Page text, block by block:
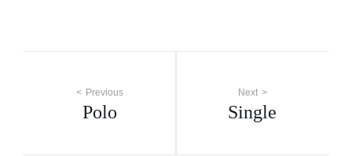
Beitragsnavigation
Previous
Polo
Next
Single